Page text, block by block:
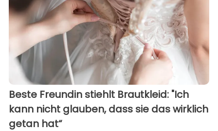
Beste Freundin stiehlt Brautkleid: "Ich
kann nicht glauben, dass sie das wirklich
getan hat“